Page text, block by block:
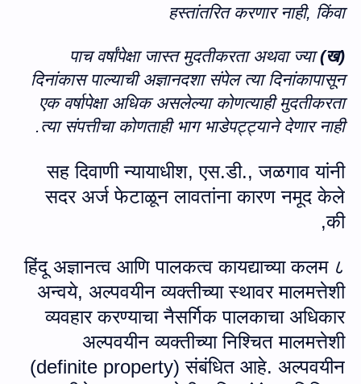
हस्तांतरित करणार नाही, किंवा
(
ख)
पाच वर्षांपेक्षा जास्त मुदतीकरता अथवा ज्या
दिनांकास पाल्याची अज्ञानदशा संपेल त्या दिनांकापासून
एक वर्षापेक्षा अधिक असलेल्या कोणत्याही मुदतीकरता
त्या संपत्तीचा कोणताही भाग भाडेपट्ट्याने देणार नाही.
सह दिवाणी न्यायाधीश,एस.डी.,जळगाव यांनी
सदर अर्ज फेटाळून लावतांना कारण नमूद केले
की,
हिंदू अज्ञानत्‍व आणि पालकत्व कायद्याच्या कलम ८
अन्‍वये, अल्पवयीन व्यक्तीच्या स्थावर मालमत्तेशी
व्यवहार करण्याचा नैसर्गिक पालकाचा अधिकार
अल्पवयीन व्यक्तीच्या निश्चित मालमत्तेशी
(definite property) संबंधित आहे. अल्पवयीन